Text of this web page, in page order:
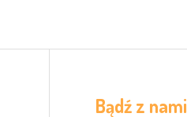
Bądź z nami